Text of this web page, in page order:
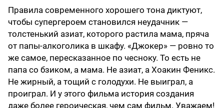
Правила современного хорошего тона диктуют,
чтобы супергероем становился неудачник —
толстенький азиат, которого растила мама, пряча
от папы-алкоголика в шкафу. «Джокер» — ровно то
же самое, пересказанное по чесноку. То есть не
папа со бзиком, а мама. Не азиат, а Хоакин Феникс.
Не жирный, а тощий с голодухи. Не выиграл, а
проиграл. И у этого фильма история создания
даже более героическая, чем сам фильм. Уважаем!